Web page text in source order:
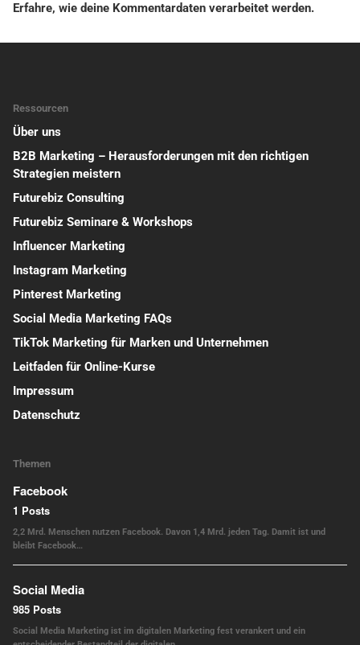
Erfahre, wie deine Kommentardaten verarbeitet werden.
Ressourcen
Über uns
B2B Marketing – Herausforderungen mit den richtigen
Strategien meistern
Futurebiz Consulting
Futurebiz Seminare & Workshops
Influencer Marketing
Instagram Marketing
Pinterest Marketing
Social Media Marketing FAQs
TikTok Marketing für Marken und Unternehmen
Leitfaden für Online-Kurse
Impressum
Datenschutz
Themen
Facebook
1 Posts
2,2 Mrd. Menschen nutzen Facebook. Davon 1,4 Mrd. jeden Tag. Damit ist und
bleibt Facebook…
Social Media
985 Posts
Social Media Marketing ist im digitalen Marketing fest verankert und ein